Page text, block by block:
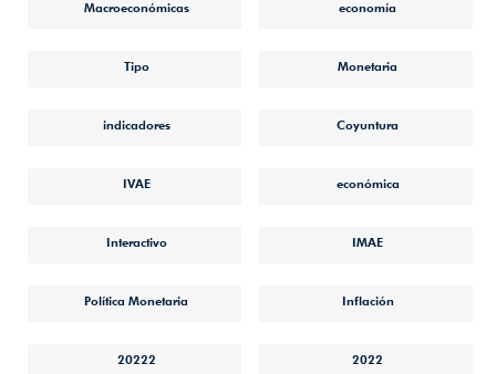
Macroeconómicas economía
Tipo Monetaria
indicadores Coyuntura
IVAE económica
Interactivo IMAE
Política Monetaria Inflación
20222 2022